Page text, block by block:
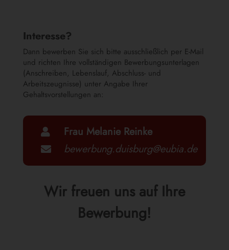
Interesse?
Dann bewerben Sie sich bitte ausschließlich per E-Mail
und richten Ihre vollständigen Bewerbungsunterlagen
(Anschreiben, Lebenslauf, Abschluss- und
Arbeitszeugnisse) unter Angabe Ihrer
Gehaltsvorstellungen an:
 Frau Melanie Reinke
 bewerbung.duisburg@eubia.de
Wir freuen uns auf Ihre
Bewerbung!